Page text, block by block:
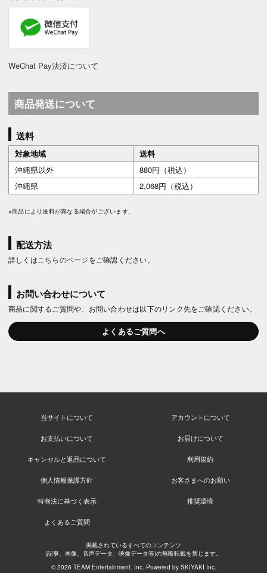
WeChat Pay決済について
商品発送について
送料
対象地域
送料
沖縄県以外
880円（税込）
沖縄県
2,068円（税込）
※商品により送料が異なる場合がございます。
配送方法
詳しくは こちらのページをご確認ください。
お問い合わせについて
商品に関するご質問や、お問い合わせは以下のリンク先をご確認ください。
よくあるご質問へ
当サイトについて アカウントについて
お支払いについて お届けについて
キャンセルと返品について 利用規約
個人情報保護方針 お客さまへのお願い
特商法に基づく表示 推奨環境
よくあるご質問
掲載されているすべてのコンテンツ
(記事、画像、音声データ、映像データ等)の無断転載を禁じます。
© 2026 TEAM Entertainment. Inc. Powered by SKIYAKI Inc.